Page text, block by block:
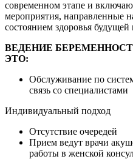
современном этапе и
мероприятия, направленные
состоянием здоровья
ВЕДЕНИЕ
ЭТО:
Обслуживание по
связь со специалистами
Индивидуальный подход
Отсутствие очередей
Прием ведут врачи
работы в женской